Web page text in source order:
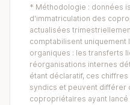
* Méthodologie : données
d'immatriculation des
actualisées
comptabilisent
organiques : les transferts
réorganisations internes
étant déclaratif, ces
syndics et peuvent différer
copropriétaires ayant